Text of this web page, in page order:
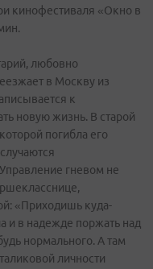
кинофестиваля «Окно в
любовно
в Москву из
к
новую жизнь. В старой
погибла его
гневом не
«Приходишь куда-
и в надежде поржать над
нормального. А там
личности